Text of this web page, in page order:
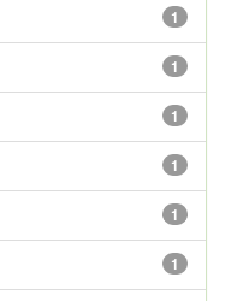
1
1
1
1
1
1